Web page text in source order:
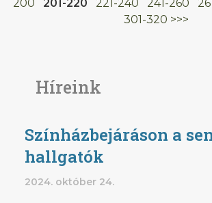
Híreink
Színházbejáráson a
hallgatók
2024. október 24.
200
201-220 221-240 241-260
301-320 >>>